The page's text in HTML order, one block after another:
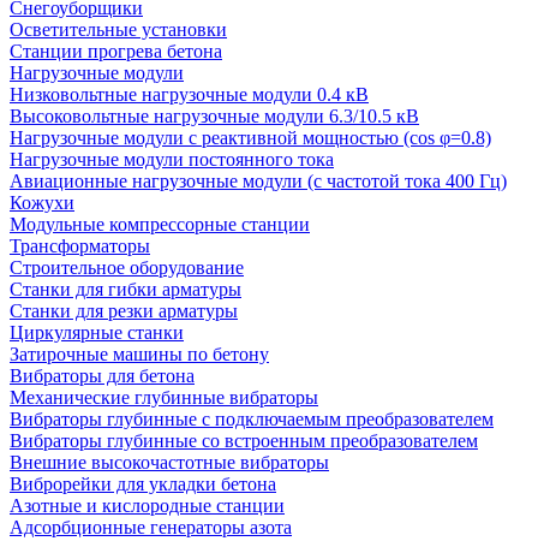
Снегоуборщики
Осветительные установки
Станции прогрева бетона
Нагрузочные модули
Низковольтные нагрузочные модули 0.4 кВ
Высоковольтные нагрузочные модули 6.3/10.5 кВ
Нагрузочные модули с реактивной мощностью (cos φ=0.8)
Нагрузочные модули постоянного тока
Авиационные нагрузочные модули (с частотой тока 400 Гц)
Кожухи
Модульные компрессорные станции
Трансформаторы
Строительное оборудование
Станки для гибки арматуры
Станки для резки арматуры
Циркулярные станки
Затирочные машины по бетону
Вибраторы для бетона
Механические глубинные вибраторы
Вибраторы глубинные с подключаемым преобразователем
Вибраторы глубинные со встроенным преобразователем
Внешние высокочастотные вибраторы
Виброрейки для укладки бетона
Азотные и кислородные станции
Адсорбционные генераторы азота